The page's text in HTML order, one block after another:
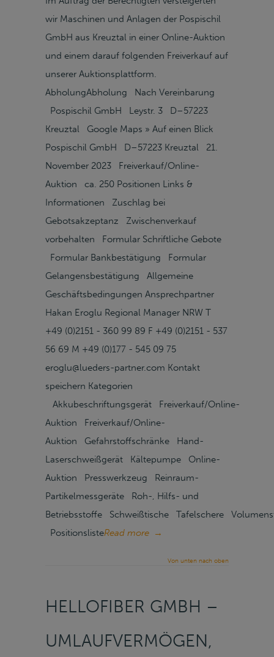
wir Maschinen und Anlagen der Pospischil
GmbH aus Kreuztal in einer Online-Auktion
und einem darauf folgenden Freiverkauf auf
unserer Auktionsplattform.
AbholungAbholung Nach Vereinbarung
Pospischil GmbH Leystr. 3 D–57223
Kreuztal Google Maps » Auf einen Blick
Pospischil GmbH D–57223 Kreuztal 21.
November 2023 Freiverkauf/Online-
Auktion ca. 250 Positionen Links &
Informationen Zuschlag bei
Gebotsakzeptanz Zwischenverkauf
vorbehalten Formular Schriftliche Gebote
Formular Bankbestätigung Formular
Gelangensbestätigung Allgemeine
Geschäftsbedingungen Ansprechpartner
Hakan Eroglu Regional Manager NRW T
+49 (0)2151 - 360 99 89 F +49 (0)2151 - 537
56 69 M +49 (0)177 - 545 09 75
eroglu@lueders-partner.com Kontakt
speichern Kategorien
Akkubeschriftungsgerät Freiverkauf/Online-
Auktion Freiverkauf/Online-
Auktion Gefahrstoffschränke Hand-
Laserschweißgerät Kältepumpe Online-
Auktion Presswerkzeug Reinraum-
Partikelmessgeräte Roh-, Hilfs- und
Betriebsstoffe Schweißtische Tafelschere
PositionslisteRead more →
Von unten nach oben
HELLOFIBER GMBH –
UMLAUFVERMÖGEN,